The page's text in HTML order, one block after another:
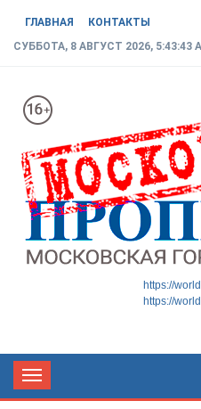
ГЛАВНАЯ
КОНТАКТЫ
СУББОТА, 8 АВГУСТ 2026, 5:43:44
https://
https://
Toggle
navigation